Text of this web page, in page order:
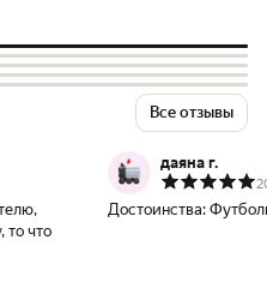
Все отзывы
то что
даяна г.
Достоинства: